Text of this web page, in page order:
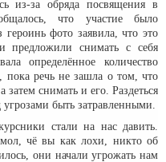
из-за обряда посвящения в
что участие было
фото заявила, что это
предложили снимать с себя
определённое количество
пока речь не зашла о том, что
затем снимать и его. Раздеться
быть затравленными.
стали на нас давить.
мол, чё вы как лохи, никто об
они начали угрожать нам